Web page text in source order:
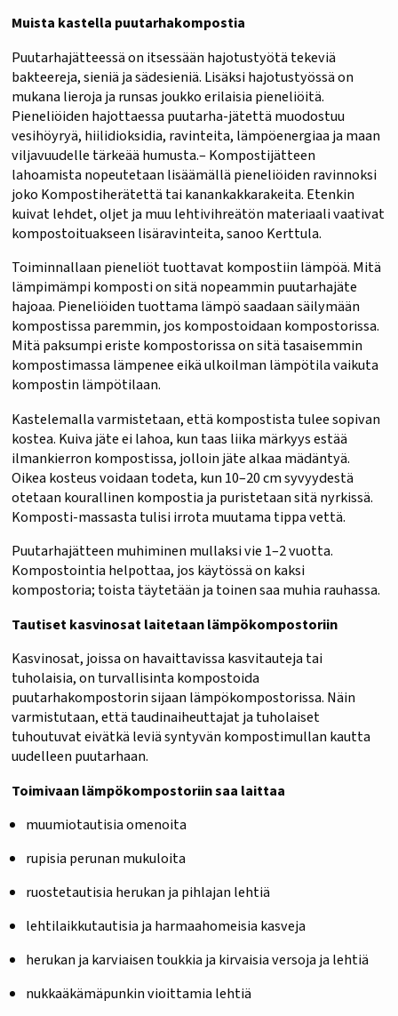
Muista kastella puutarhakompostia
Puutarhajätteessä on itsessään hajotustyötä tekeviä
bakteereja, sieniä ja sädesieniä. Lisäksi hajotustyössä on
mukana lieroja ja runsas joukko erilaisia pieneliöitä.
Pieneliöiden hajottaessa puutarha-jätettä muodostuu
vesihöyryä, hiilidioksidia, ravinteita, lämpöenergiaa ja maan
viljavuudelle tärkeää humusta.– Kompostijätteen
lahoamista nopeutetaan lisäämällä pieneliöiden ravinnoksi
joko Kompostiherätettä tai kanankakkarakeita. Etenkin
kuivat lehdet, oljet ja muu lehtivihreätön materiaali vaativat
kompostoituakseen lisäravinteita, sanoo Kerttula.
Toiminnallaan pieneliöt tuottavat kompostiin lämpöä. Mitä
lämpimämpi komposti on sitä nopeammin puutarhajäte
hajoaa. Pieneliöiden tuottama lämpö saadaan säilymään
kompostissa paremmin, jos kompostoidaan kompostorissa.
Mitä paksumpi eriste kompostorissa on sitä tasaisemmin
kompostimassa lämpenee eikä ulkoilman lämpötila vaikuta
kompostin lämpötilaan.
Kastelemalla varmistetaan, että kompostista tulee sopivan
kostea. Kuiva jäte ei lahoa, kun taas liika märkyys estää
ilmankierron kompostissa, jolloin jäte alkaa mädäntyä.
Oikea kosteus voidaan todeta, kun 10–20 cm syvyydestä
otetaan kourallinen kompostia ja puristetaan sitä nyrkissä.
Komposti-massasta tulisi irrota muutama tippa vettä.
Puutarhajätteen muhiminen mullaksi vie 1–2 vuotta.
Kompostointia helpottaa, jos käytössä on kaksi
kompostoria; toista täytetään ja toinen saa muhia rauhassa.
Tautiset kasvinosat laitetaan lämpökompostoriin
Kasvinosat, joissa on havaittavissa kasvitauteja tai
tuholaisia, on turvallisinta kompostoida
puutarhakompostorin sijaan lämpökompostorissa. Näin
varmistutaan, että taudinaiheuttajat ja tuholaiset
tuhoutuvat eivätkä leviä syntyvän kompostimullan kautta
uudelleen puutarhaan.
Toimivaan lämpökompostoriin saa laittaa
muumiotautisia omenoita
rupisia perunan mukuloita
ruostetautisia herukan ja pihlajan lehtiä
lehtilaikkutautisia ja harmaahomeisia kasveja
herukan ja karviaisen toukkia ja kirvaisia versoja ja lehtiä
nukkaäkämäpunkin vioittamia lehtiä